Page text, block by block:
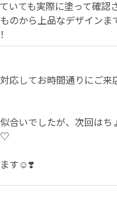
いても実際に塗って確認
のから上品なデザインま
応してお時間通りにご
合いでしたが、次回は
♡
ます☺️❣️